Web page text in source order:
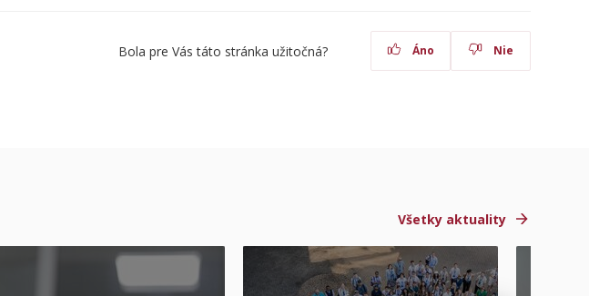
Bola pre Vás táto stránka užitočná? Áno Nie
Všetky aktuality